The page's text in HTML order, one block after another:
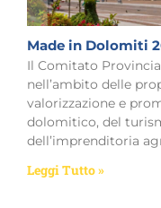
Made in Dolomiti
Il Comitato
nell’ambito delle
valorizzazione e
dolomitico, del
dell’imprenditoria
Leggi Tutto »